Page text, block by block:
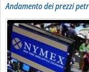
Andamento dei prezzi